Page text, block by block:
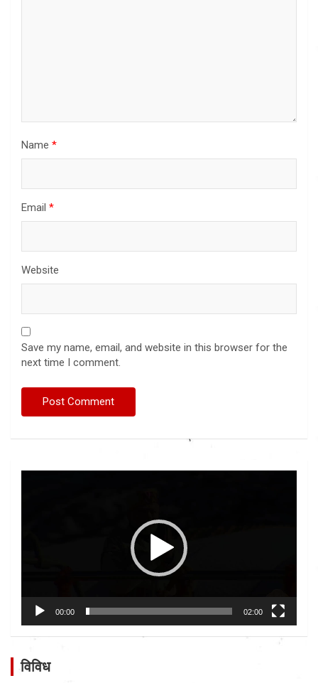
Name *
Email *
Website
Save my name, email, and website in this browser for the
next time I comment.
00:00 02:00
विविध